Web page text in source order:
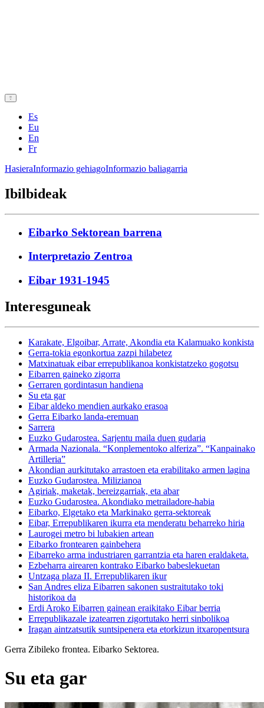
Es
Eu
En
Fr
HasieraInformazio gehiagoInformazio baliagarria
Ibilbideak
Eibarko Sektorean barrena
Interpretazio Zentroa
Eibar 1931-1945
Interesguneak
Karakate, Elgoibar, Arrate, Akondia eta Kalamuako konkista
Gerra-tokia egonkortua zazpi hilabetez
Matxinatuak eibar errepublikanoa konkistatzeko gogotsu
Eibarren gaineko zigorra
Gerraren gordintasun handiena
Su eta gar
Eibar aldeko mendien aurkako erasoa
Gerra Eibarko landa-eremuan
Sarrera
Euzko Gudarostea. Sarjentu maila duen gudaria
Armada Nazionala. “Konplementoko alferiza”. “Kanpainako
Artilleria”
Akondian aurkitutako arrastoen eta erabilitako armen lagina
Euzko Gudarostea. Milizianoa
Agiriak, maketak, bereizgarriak, eta abar
Euzko Gudarostea. Akondiako metrailadore-habia
Eibarko, Elgetako eta Markinako gerra-sektoreak
Eibar, Errepublikaren ikurra eta menderatu beharreko hiria
Laurogei metro bi lubakien artean
Eibarko frontearen gainbehera
Eibarreko arma industriaren garrantzia eta haren eraldaketa.
Ezbeharra airearen kontrako Eibarko babeslekuetan
Untzaga plaza II. Errepublikaren ikur
San Andres eliza Eibarren sakonen sustraitutako toki
historikoa da
Erdi Aroko Eibarren gainean eraikitako Eibar berria
Errepublikazale izatearren zigortutako herri sinbolikoa
Iragan aintzatsutik suntsipenera eta etorkizun itxaropentsura
Gerra Zibileko frontea. Eibarko Sektorea.
Su eta gar